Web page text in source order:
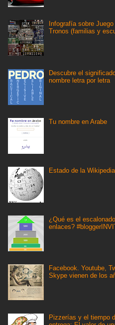
Infografía sobre Juego
Tronos (familias y
Descubre el
nombre letra por letra
Tu nombre en Arabe
Estado de la Wikipedia
¿Qué es el
enlaces?
Facebook. Youtube,
Skype vienen de los
Pizzerías y el tiempo